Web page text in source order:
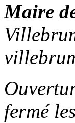
Maire
fermé